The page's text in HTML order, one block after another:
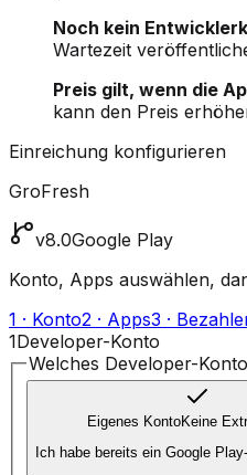
Noch kein
Wartezeit
Preis gilt, wenn die
kann den Preis
Einreichung konfigurieren
GroFresh
v8.0Google Play
Konto, Apps auswählen,
1 · Konto2 · Apps3 ·
1Developer-Konto
Welches Developer-
Eigenes KontoKeine
Ich habe bereits ein Google